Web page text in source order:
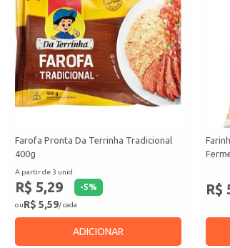
Farofa Pronta Da Terrinha Tradicional
400g
A partir de 3 unid.
R$ 5,29 -5%
ouR$ 5,59/ cada
ADICIONAR
R$